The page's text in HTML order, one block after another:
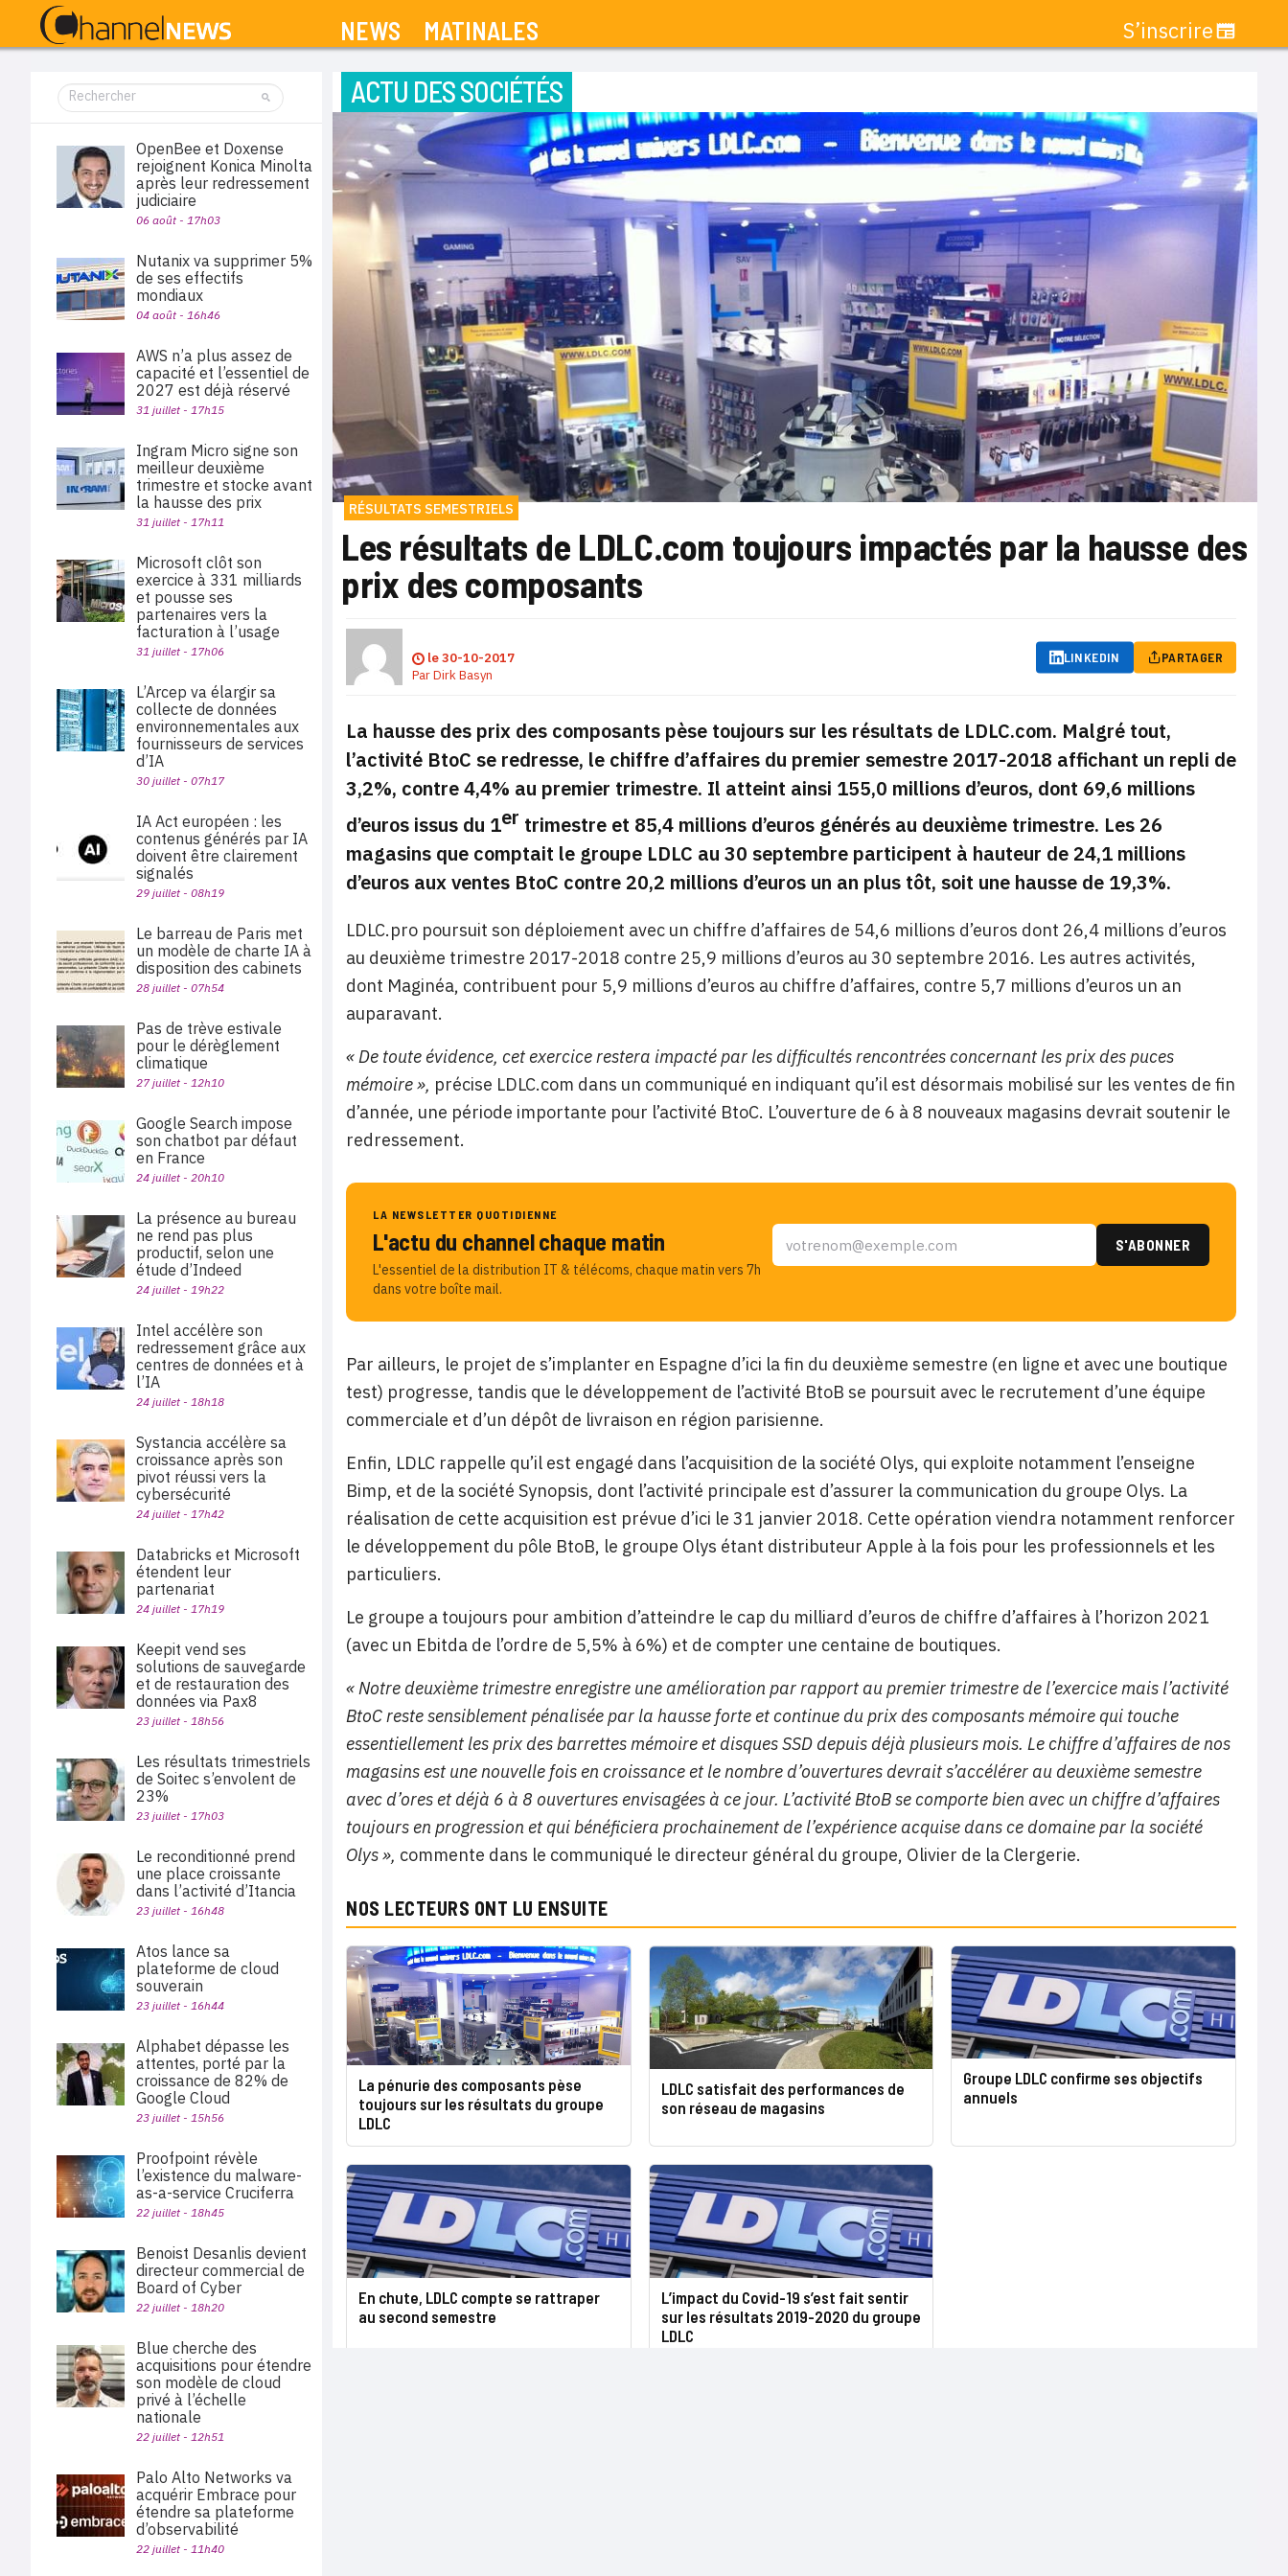
NEWS MATINALES S’inscrire
ACTU DES SOCIÉTÉS
RÉSULTATS SEMESTRIELS
Les résultats de LDLC.com toujours impactés par la hausse des
prix des composants
le30-10-2017
ParDirk Basyn
LINKEDIN PARTAGER
La hausse des prix des composants pèse toujours sur les résultats de LDLC.com. Malgré tout,
l’activité BtoC se redresse, le chiffre d’affaires du premier semestre 2017-2018 affichant un repli de
3,2%, contre 4,4% au premier trimestre. Il atteint ainsi 155,0 millions d’euros, dont 69,6 millions
d’euros issus du 1er trimestre et 85,4 millions d’euros générés au deuxième trimestre. Les 26
magasins que comptait le groupe LDLC au 30 septembre participent à hauteur de 24,1 millions
d’euros aux ventes BtoC contre 20,2 millions d’euros un an plus tôt, soit une hausse de 19,3%.
LDLC.pro poursuit son déploiement avec un chiffre d’affaires de 54,6 millions d’euros dont 26,4 millions d’euros
au deuxième trimestre 2017-2018 contre 25,9 millions d’euros au 30 septembre 2016. Les autres activités,
dont Maginéa, contribuent pour 5,9 millions d’euros au chiffre d’affaires, contre 5,7 millions d’euros un an
auparavant.
« De toute évidence, cet exercice restera impacté par les difficultés rencontrées concernant les prix des puces
mémoire », précise LDLC.com dans un communiqué en indiquant qu’il est désormais mobilisé sur les ventes de fin
d’année, une période importante pour l’activité BtoC. L’ouverture de 6 à 8 nouveaux magasins devrait soutenir le
redressement.
LA NEWSLETTER QUOTIDIENNE
L'actu du channel chaque matin
L'essentiel de la distribution IT & télécoms, chaque matin vers 7h
dans votre boîte mail.
Par ailleurs, le projet de s’implanter en Espagne d’ici la fin du deuxième semestre (en ligne et avec une boutique
test) progresse, tandis que le développement de l’activité BtoB se poursuit avec le recrutement d’une équipe
commerciale et d’un dépôt de livraison en région parisienne.
Enfin, LDLC rappelle qu’il est engagé dans l’acquisition de la société Olys, qui exploite notamment l’enseigne
Bimp, et de la société Synopsis, dont l’activité principale est d’assurer la communication du groupe Olys. La
réalisation de cette acquisition est prévue d’ici le 31 janvier 2018. Cette opération viendra notamment renforcer
le développement du pôle BtoB, le groupe Olys étant distributeur Apple à la fois pour les professionnels et les
particuliers.
Le groupe a toujours pour ambition d’atteindre le cap du milliard d’euros de chiffre d’affaires à l’horizon 2021
(avec un Ebitda de l’ordre de 5,5% à 6%) et de compter une centaine de boutiques.
« Notre deuxième trimestre enregistre une amélioration par rapport au premier trimestre de l’exercice mais l’activité
BtoC reste sensiblement pénalisée par la hausse forte et continue du prix des composants mémoire qui touche
essentiellement les prix des barrettes mémoire et disques SSD depuis déjà plusieurs mois. Le chiffre d’affaires de nos
magasins est une nouvelle fois en croissance et le nombre d’ouvertures devrait s’accélérer au deuxième semestre
avec d’ores et déjà 6 à 8 ouvertures envisagées à ce jour. L’activité BtoB se comporte bien avec un chiffre d’affaires
toujours en progression et qui bénéficiera prochainement de l’expérience acquise dans ce domaine par la société
Olys », commente dans le communiqué le directeur général du groupe, Olivier de la Clergerie.
NOS LECTEURS ONT LU ENSUITE
La pénurie des composants pèse
toujours sur les résultats du groupe
LDLC
LDLC satisfait des performances de
son réseau de magasins
Groupe LDLC confirme ses objectifs
annuels
En chute, LDLC compte se rattraper
au second semestre
L’impact du Covid-19 s’est fait sentir
sur les résultats 2019-2020 du groupe
LDLC
OpenBee et Doxense
rejoignent Konica Minolta
après leur redressement
judiciaire
06 août - 17h03
Nutanix va supprimer 5%
de ses effectifs
mondiaux
04 août - 16h46
AWS n’a plus assez de
capacité et l’essentiel de
2027 est déjà réservé
31 juillet - 17h15
Ingram Micro signe son
meilleur deuxième
trimestre et stocke avant
la hausse des prix
31 juillet - 17h11
Microsoft clôt son
exercice à 331 milliards
et pousse ses
partenaires vers la
facturation à l’usage
31 juillet - 17h06
L’Arcep va élargir sa
collecte de données
environnementales aux
fournisseurs de services
d’IA
30 juillet - 07h17
IA Act européen : les
contenus générés par IA
doivent être clairement
signalés
29 juillet - 08h19
Le barreau de Paris met
un modèle de charte IA à
disposition des cabinets
28 juillet - 07h54
Pas de trève estivale
pour le dérèglement
climatique
27 juillet - 12h10
Google Search impose
son chatbot par défaut
en France
24 juillet - 20h10
La présence au bureau
ne rend pas plus
productif, selon une
étude d’Indeed
24 juillet - 19h22
Intel accélère son
redressement grâce aux
centres de données et à
l’IA
24 juillet - 18h18
Systancia accélère sa
croissance après son
pivot réussi vers la
cybersécurité
24 juillet - 17h42
Databricks et Microsoft
étendent leur
partenariat
24 juillet - 17h19
Keepit vend ses
solutions de sauvegarde
et de restauration des
données via Pax8
23 juillet - 18h56
Les résultats trimestriels
de Soitec s’envolent de
23%
23 juillet - 17h03
Le reconditionné prend
une place croissante
dans l’activité d’Itancia
23 juillet - 16h48
Atos lance sa
plateforme de cloud
souverain
23 juillet - 16h44
Alphabet dépasse les
attentes, porté par la
croissance de 82% de
Google Cloud
23 juillet - 15h56
Proofpoint révèle
l’existence du malware-
as-a-service Cruciferra
22 juillet - 18h45
Benoist Desanlis devient
directeur commercial de
Board of Cyber
22 juillet - 18h20
Blue cherche des
acquisitions pour étendre
son modèle de cloud
privé à l’échelle
nationale
22 juillet - 12h51
Palo Alto Networks va
acquérir Embrace pour
étendre sa plateforme
d’observabilité
22 juillet - 11h40